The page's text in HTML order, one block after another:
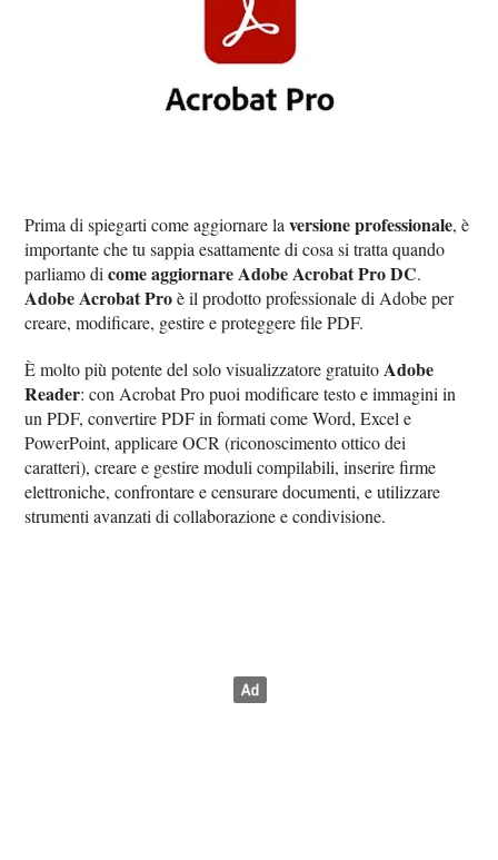
Prima di spiegarti come aggiornare laversione professionale, è
importante che tu sappia esattamente di cosa si tratta quando
parliamo dicome aggiornare Adobe Acrobat Pro DC.
Adobe Acrobat Proè il prodotto professionale di Adobe per
creare, modificare, gestire e proteggere file PDF.
È molto più potente del solo visualizzatore gratuito Adobe
Reader: con Acrobat Pro puoi modificare testo e immagini in
un PDF, convertire PDF in formati come Word, Excel e
PowerPoint, applicare OCR (riconoscimento ottico dei
caratteri), creare e gestire moduli compilabili, inserire firme
elettroniche, confrontare e censurare documenti, e utilizzare
strumenti avanzati di collaborazione e condivisione.